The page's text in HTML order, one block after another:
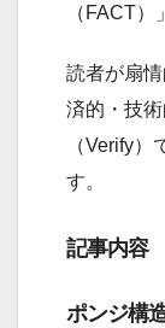
（FACT）
読者が扇
済的・技
（Verify
す。
記事内容
ポンジ構